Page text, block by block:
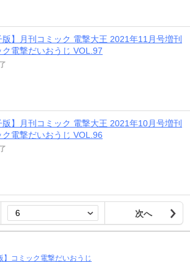
版】月刊コミック 電撃大王 2021年11月号増刊
ク電撃だいおうじ VOL.97
版】月刊コミック 電撃大王 2021年10月号増刊
ク電撃だいおうじ VOL.96
次へ
】コミック電撃だいおうじ